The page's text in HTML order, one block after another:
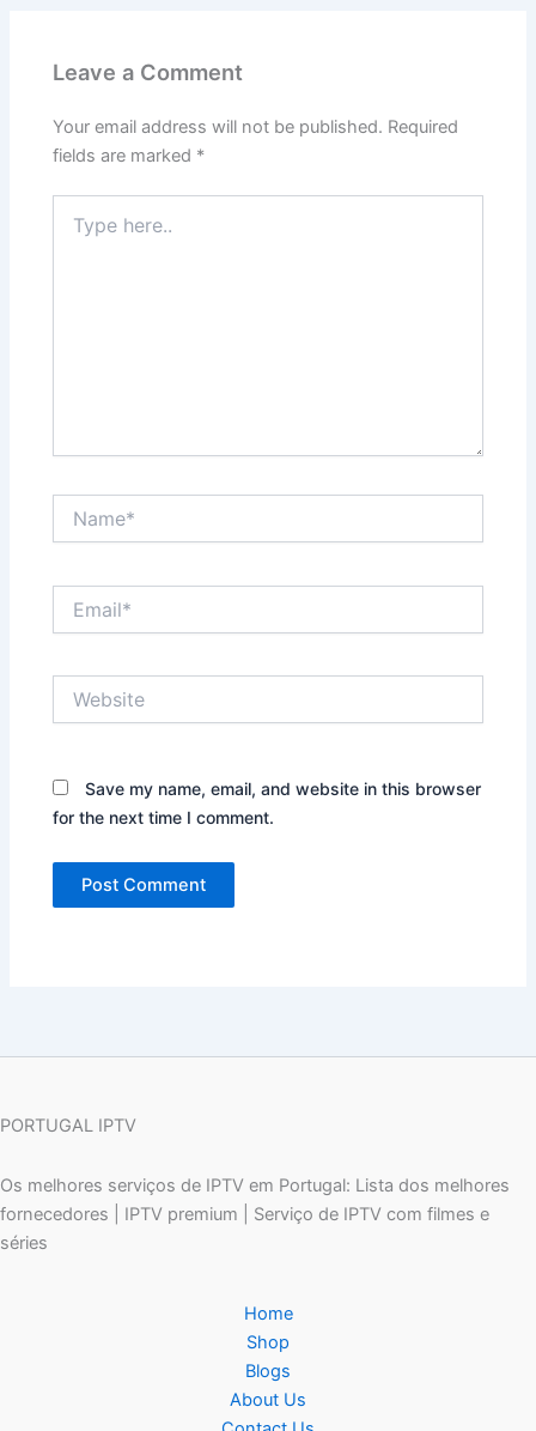
Leave a Comment
Your email address will not be published. Required
fields are marked *
here..
Save my name, email, and website in this browser
for the next time I comment.
PORTUGAL IPTV
Os melhores serviços de IPTV em Portugal: Lista dos melhores
fornecedores | IPTV premium | Serviço de IPTV com filmes e
séries
Home
Shop
Blogs
About Us